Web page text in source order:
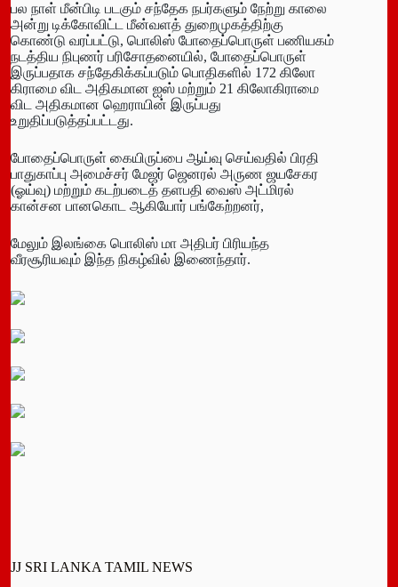
பல நாள் மீன்பிடி படகும் சந்தேக நபர்களும் நேற்று காலை
அன்று டிக்கோவிட்ட மீன்வளத் துறைமுகத்திற்கு
கொண்டு வரப்பட்டு, பொலிஸ் போதைப்பொருள் பணியகம்
நடத்திய நிபுணர் பரிசோதனையில், போதைப்பொருள்
இருப்பதாக சந்தேகிக்கப்படும் பொதிகளில் 172 கிலோ
கிராமை விட அதிகமான ஐஸ் மற்றும் 21 கிலோகிராமை
விட அதிகமான ஹெராயின் இருப்பது
உறுதிப்படுத்தப்பட்டது.
போதைப்பொருள் கையிருப்பை ஆய்வு செய்வதில் பிரதி
பாதுகாப்பு அமைச்சர் மேஜர் ஜெனரல் அருண ஜயசேகர
(ஓய்வு) மற்றும் கடற்படைத் தளபதி வைஸ் அட்மிரல்
கான்சன பானகொட ஆகியோர் பங்கேற்றனர்,
மேலும் இலங்கை பொலிஸ் மா அதிபர் பிரியந்த
வீரசூரியவும் இந்த நிகழ்வில் இணைந்தார்.
JJ SRI LANKA TAMIL NEWS